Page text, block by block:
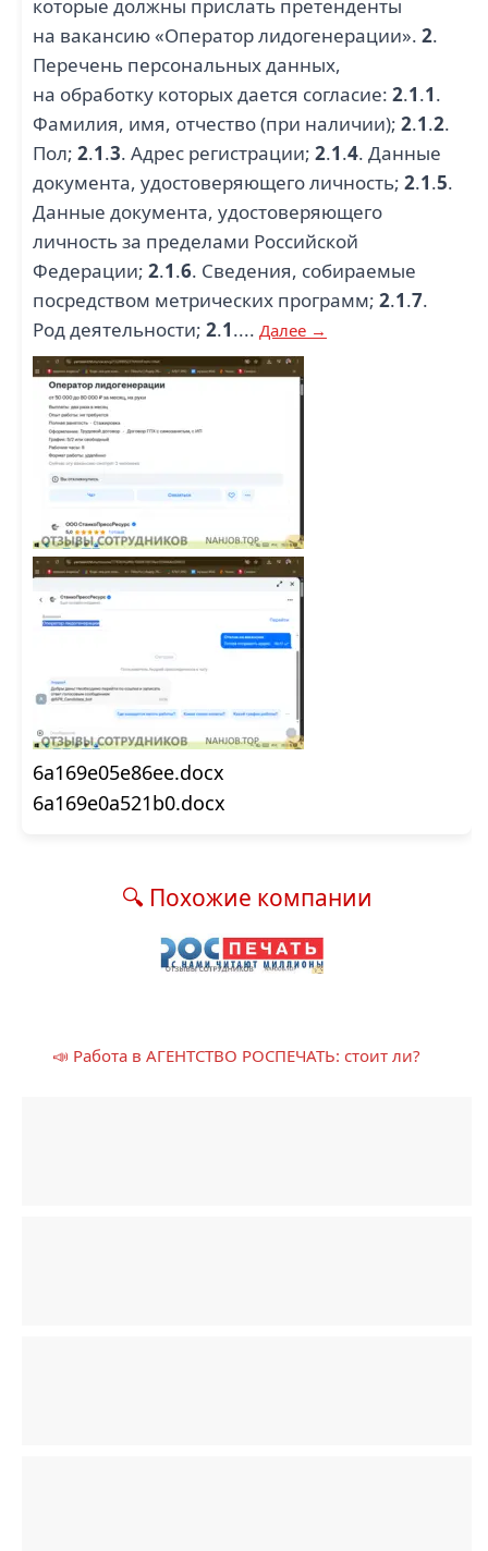
которые должны прислать претенденты
на вакансию «Оператор лидогенерации». 2.
Перечень персональных данных,
на обработку которых дается согласие: 2.1.1.
Фамилия, имя, отчество (при наличии); 2.1.2.
Пол; 2.1.3. Адрес регистрации; 2.1.4. Данные
документа, удостоверяющего личность; 2.1.5.
Данные документа, удостоверяющего
личность за пределами Российской
Федерации; 2.1.6. Сведения, собираемые
посредством метрических программ; 2.1.7.
Род деятельности; 2.1.... Далее →
6a169e05e86ee.docx
6a169e0a521b0.docx
🔍 Похожие компании
📣 Работа в АГЕНТСТВО РОСПЕЧАТЬ: стоит ли?